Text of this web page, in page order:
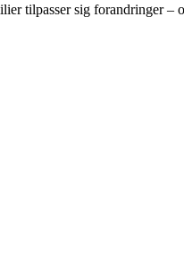
tilpasser sig forandringer –